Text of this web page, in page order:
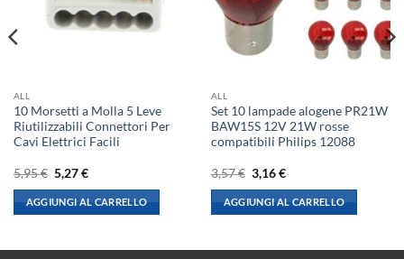
ALL
10 Morsetti a Molla 5 Leve
Riutilizzabili Connettori Per
Cavi Elettrici Facili
5,95€ Il
prezzo
originale
era:
5,95 €.
5,27€Il
attuale
è:
5,27 €.
AGGIUNGI AL CARRELLO
ALL
Set 10 lampade alogene PR21W
BAW15S 12V 21W rosse
compatibili Philips 12088
3,57€ Il
prezzo
originale
era:
3,57 €.
3,16€Il
attuale
è:
3,16 €.
AGGIUNGI AL CARRELLO